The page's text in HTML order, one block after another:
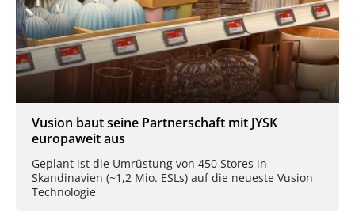
Vusion baut seine Partnerschaft mit JYSK
europaweit aus
Geplant ist die Umrüstung von 450 Stores in
Skandinavien (~1,2 Mio. ESLs) auf die neueste Vusion
Technologie